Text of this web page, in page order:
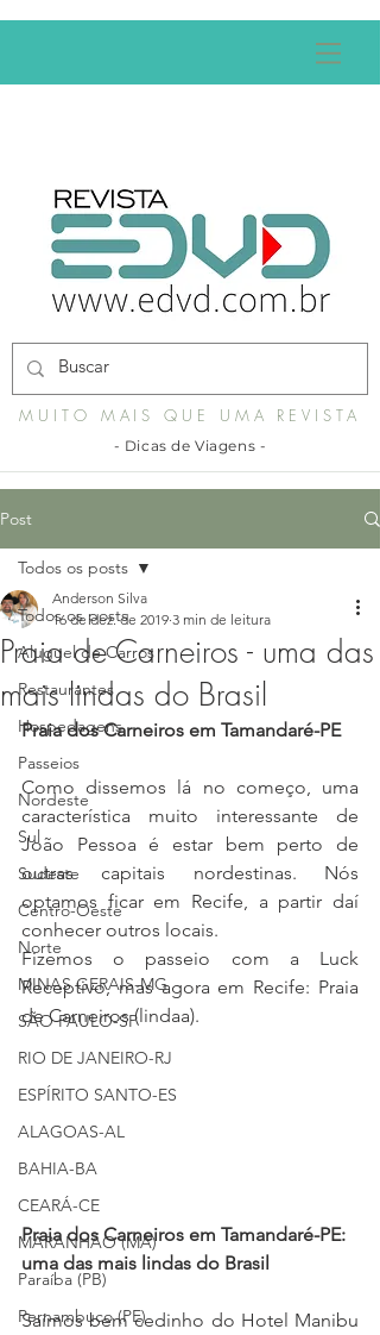
MUITO MAIS QUE UMA REVISTA
- Dicas de Viagens -
Post
Todos os posts
Aluguel de Carros
Restaurantes
Hospedagens
Passeios
Nordeste
Sul
Sudeste
Centro-Oeste
Norte
MINAS GERAIS-MG
SÃO PAULO-SP
RIO DE JANEIRO-RJ
ESPÍRITO SANTO-ES
ALAGOAS-AL
BAHIA-BA
CEARÁ-CE
MARANHÃO (MA)
Paraíba (PB)
Pernambuco (PE)
Todos os posts
Praia de Carneiros - uma das
mais lindas do Brasil
Anderson Silva
16 de dez. de 2019 3 min de leitura
Praia dos Carneiros em Tamandaré-PE
Como dissemos lá no começo, uma
característica muito interessante de
João Pessoa é estar bem perto de
outras capitais nordestinas. Nós
optamos ficar em Recife, a partir daí
conhecer outros locais.
Fizemos o passeio com a Luck
Receptivo, mas agora em Recife: Praia
de Carneiros (lindaa).
Praia dos Carneiros em Tamandaré-PE:
uma das mais lindas do Brasil
Saímos bem cedinho do Hotel Manibu